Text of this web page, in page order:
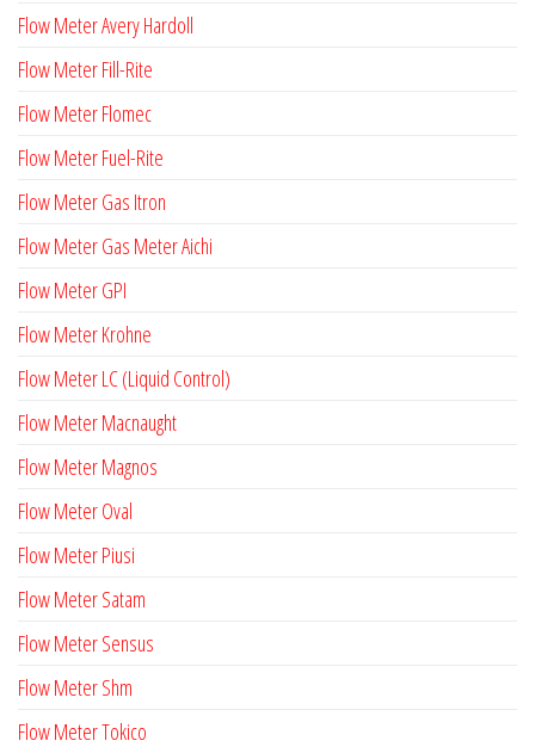
Flow Meter Avery Hardoll
Flow Meter Fill-Rite
Flow Meter Flomec
Flow Meter Fuel-Rite
Flow Meter Gas Itron
Flow Meter Gas Meter Aichi
Flow Meter GPI
Flow Meter Krohne
Flow Meter LC (Liquid Control)
Flow Meter Macnaught
Flow Meter Magnos
Flow Meter Oval
Flow Meter Piusi
Flow Meter Satam
Flow Meter Sensus
Flow Meter Shm
Flow Meter Tokico